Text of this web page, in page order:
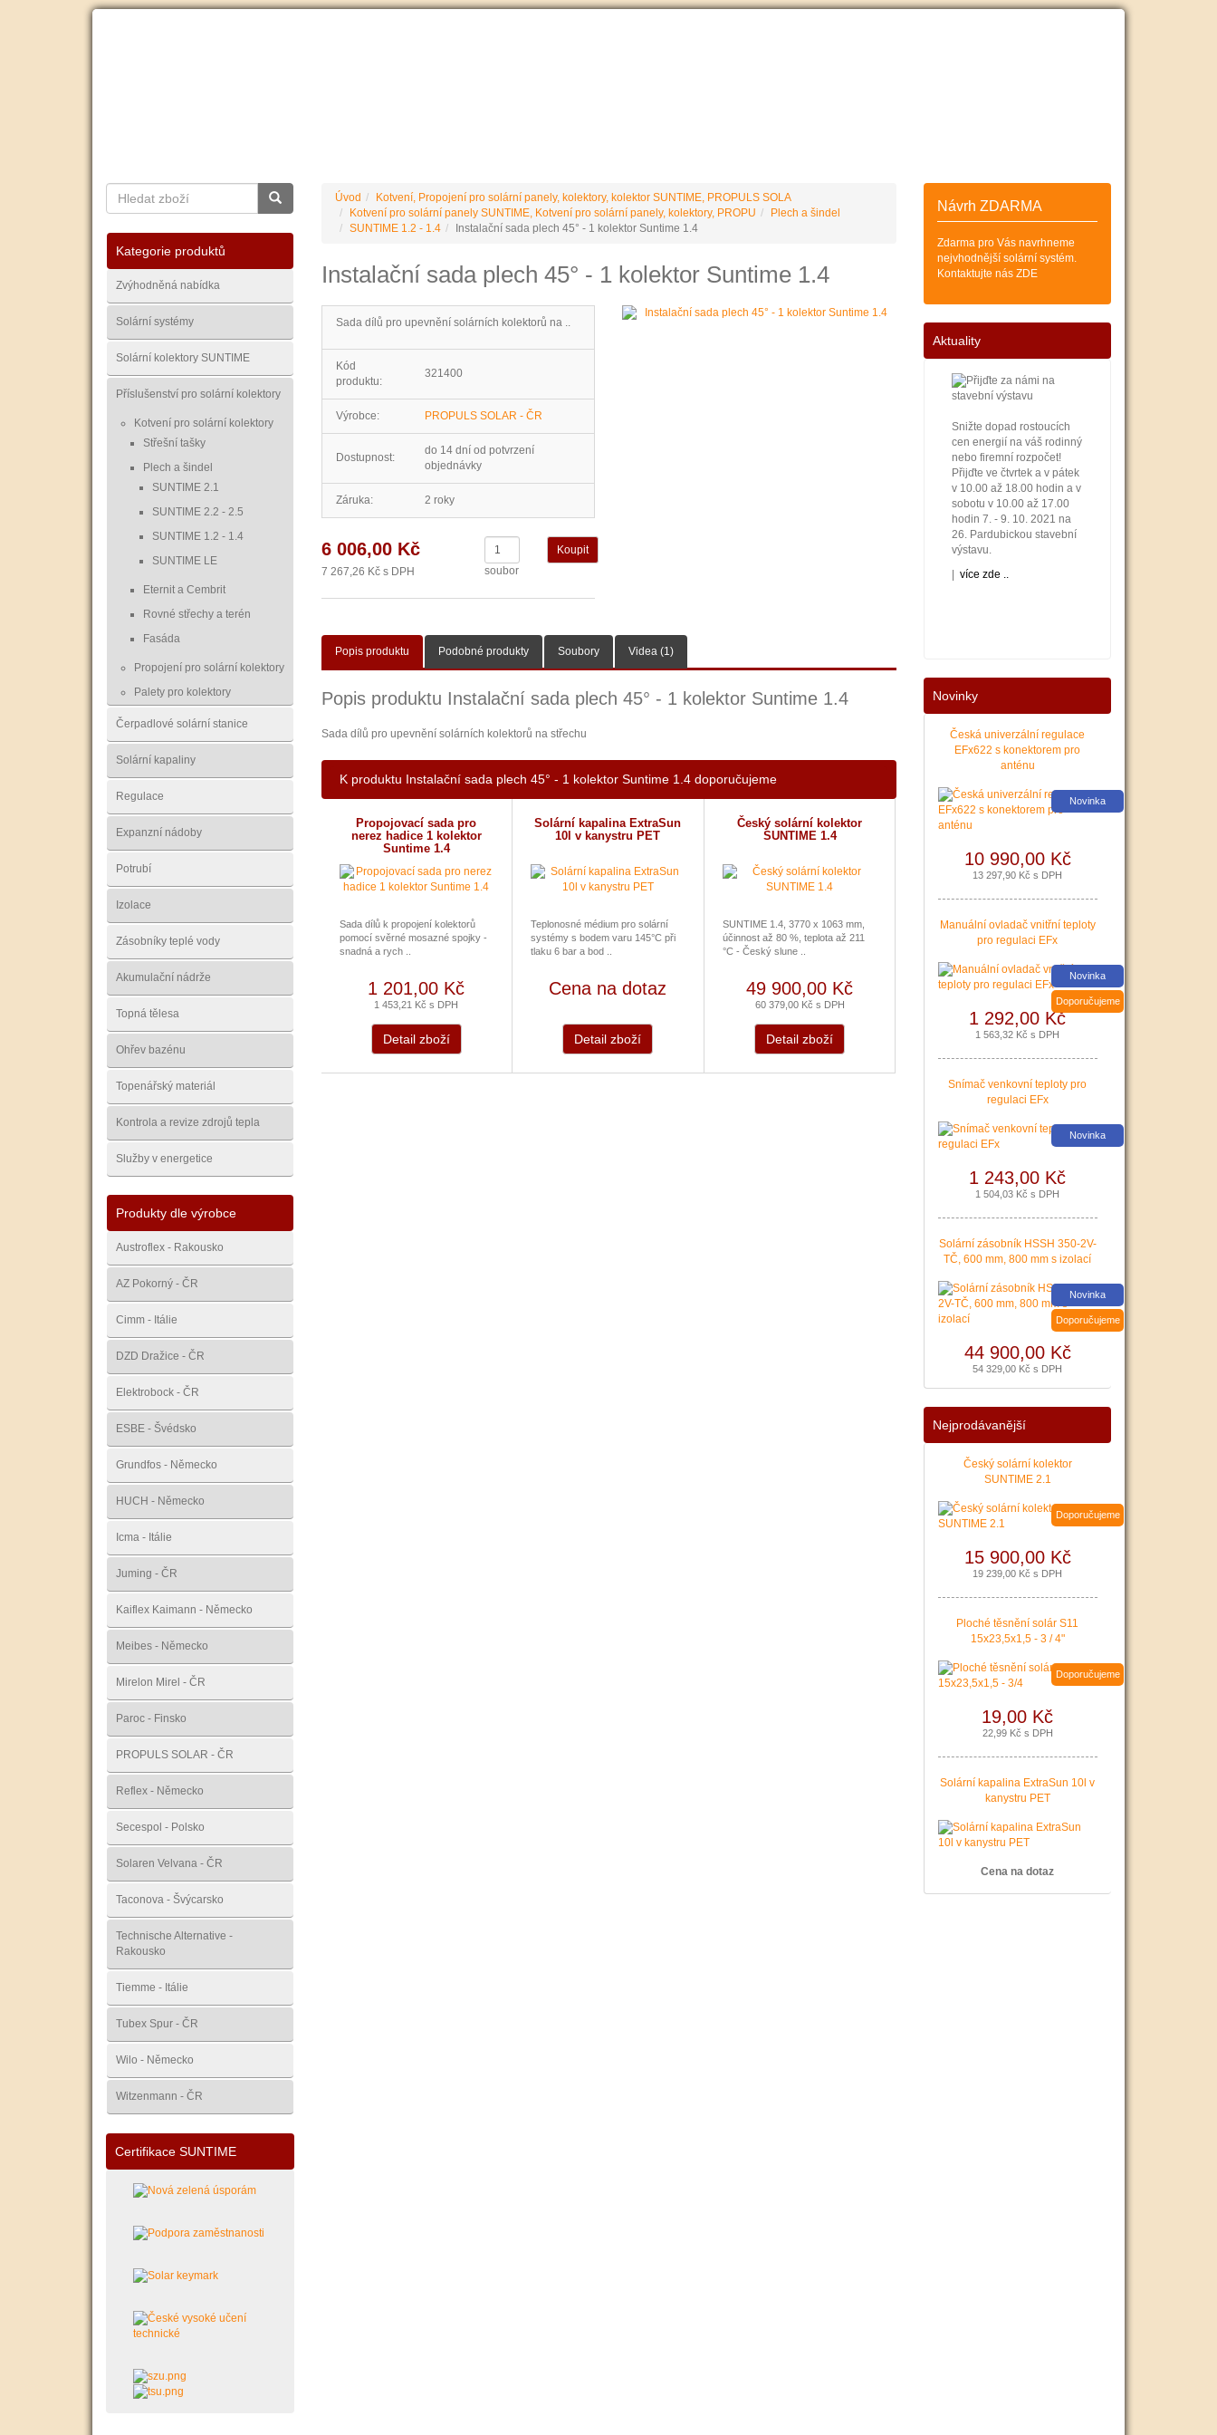
Kategorie produktů
Zvýhodněná nabídka
Solární systémy
Solární kolektory SUNTIME
Příslušenství pro solární kolektory
Kotvení pro solární kolektory
Střešní tašky
Plech a šindel
SUNTIME 2.1
SUNTIME 2.2 - 2.5
SUNTIME 1.2 - 1.4
SUNTIME LE
Eternit a Cembrit
Rovné střechy a terén
Fasáda
Propojení pro solární kolektory
Palety pro kolektory
Čerpadlové solární stanice
Solární kapaliny
Regulace
Expanzní nádoby
Potrubí
Izolace
Zásobníky teplé vody
Akumulační nádrže
Topná tělesa
Ohřev bazénu
Topenářský materiál
Kontrola a revize zdrojů tepla
Služby v energetice
Produkty dle výrobce
Austroflex - Rakousko
AZ Pokorný - ČR
Cimm - Itálie
DZD Dražice - ČR
Elektrobock - ČR
ESBE - Švédsko
Grundfos - Německo
HUCH - Německo
Icma - Itálie
Juming - ČR
Kaiflex Kaimann - Německo
Meibes - Německo
Mirelon Mirel - ČR
Paroc - Finsko
PROPULS SOLAR - ČR
Reflex - Německo
Secespol - Polsko
Solaren Velvana - ČR
Taconova - Švýcarsko
Technische Alternative -
Rakousko
Tiemme - Itálie
Tubex Spur - ČR
Wilo - Německo
Witzenmann - ČR
Certifikace SUNTIME
Úvod
Kotvení, Propojení pro solární panely, kolektory, kolektor SUNTIME, PROPULS SOLA
Kotvení pro solární panely SUNTIME, Kotvení pro solární panely, kolektory, PROPU
Plech a šindel
SUNTIME 1.2 - 1.4
Instalační sada plech 45° - 1 kolektor Suntime 1.4
Instalační sada plech 45° - 1 kolektor Suntime 1.4
Sada dílů pro upevnění solárních kolektorů na ..
Kód
produktu:
321400
Výrobce: PROPULS SOLAR - ČR
Dostupnost:
do 14 dní od potvrzení
objednávky
Záruka: 2 roky
6 006,00 Kč
7 267,26 Kč s DPH soubor
Popis produktu Podobné produkty Soubory Videa (1)
Popis produktu Instalační sada plech 45° - 1 kolektor Suntime 1.4
Sada dílů pro upevnění solárních kolektorů na střechu
K produktu Instalační sada plech 45° - 1 kolektor Suntime 1.4 doporučujeme
Propojovací sada pro
nerez hadice 1 kolektor
Suntime 1.4
Sada dílů k propojení kolektorů
pomocí svěrné mosazné spojky -
snadná a rych ..
1 201,00 Kč
1 453,21 Kč s DPH
Detail zboží
Solární kapalina ExtraSun
10l v kanystru PET
Teplonosné médium pro solární
systémy s bodem varu 145°C při
tlaku 6 bar a bod ..
Cena na dotaz
Detail zboží
Český solární kolektor
SUNTIME 1.4
SUNTIME 1.4, 3770 x 1063 mm,
účinnost až 80 %, teplota až 211
°C - Český slune ..
49 900,00 Kč
60 379,00 Kč s DPH
Detail zboží
Návrh ZDARMA
Zdarma pro Vás navrhneme
nejvhodnější solární systém.
Kontaktujte nás ZDE
Aktuality
Snižte dopad rostoucích
cen energií na váš rodinný
nebo firemní rozpočet!
Přijďte ve čtvrtek a v pátek
v 10.00 až 18.00 hodin a v
sobotu v 10.00 až 17.00
hodin 7. - 9. 10. 2021 na
26. Pardubickou stavební
výstavu.
více zde ..
Nové podmínky dotací na
nové solární systémy,
tepelná čerpadla a kotle
jsou vyhlášeny. Příjem
žádostí začíná 12. 10.
levnější a pohodlnější
vytápění a provoz
domácnosti.
Nová zelená úsporám a
PROPULS SOLAR. Přijďte
si pro informace o
dotačních programech
Nová zelená úsporám a
Kotlíkové dotace.
|více zde ..
v Královéhradeckém kraji
bude pravděpodobně na
Nenechte si ujít dotaci až
127 500 Kč na nový zdroj
pro vytápění. Žádost o
dotaci Vám zajistíme!
více zde ..
Novinky
Česká univerzální regulace
EFx622 s konektorem pro
anténu
Novinka
10 990,00 Kč
13 297,90 Kč s DPH
Manuální ovladač vnitřní teploty
pro regulaci EFx
Novinka
Doporučujeme
1 292,00 Kč
1 563,32 Kč s DPH
Snímač venkovní teploty pro
regulaci EFx
Novinka
1 243,00 Kč
1 504,03 Kč s DPH
Solární zásobník HSSH 350-2V-
TČ, 600 mm, 800 mm s izolací
Novinka
Doporučujeme
44 900,00 Kč
54 329,00 Kč s DPH
Nejprodávanější
Český solární kolektor
SUNTIME 2.1
Doporučujeme
15 900,00 Kč
19 239,00 Kč s DPH
Ploché těsnění solár S11
15x23,5x1,5 - 3 / 4"
Doporučujeme
19,00 Kč
22,99 Kč s DPH
Solární kapalina ExtraSun 10l v
kanystru PET
Cena na dotaz